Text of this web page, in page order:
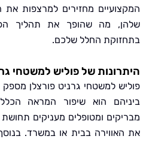
מחזירים למרצפות את האיכות
מה שהופך את תהליך הפוליש
החלל שלכם.
של פוליש למשטחי גרניט
למשטחי גרניט פורצלן מספק יתרונות
הוא שיפור המראה הכללי של
ומטופלים מעניקים תחושת ניקיון
בבית או במשרד. בנוסף,